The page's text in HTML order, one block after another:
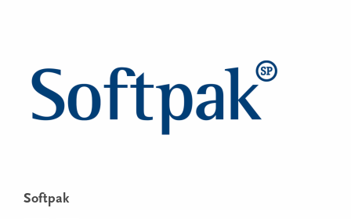
Softpak